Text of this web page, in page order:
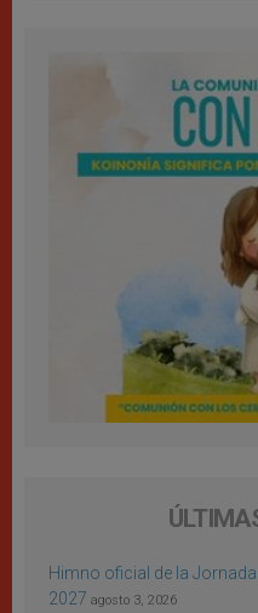
Himno oficial de la
2027 agosto 3, 2026